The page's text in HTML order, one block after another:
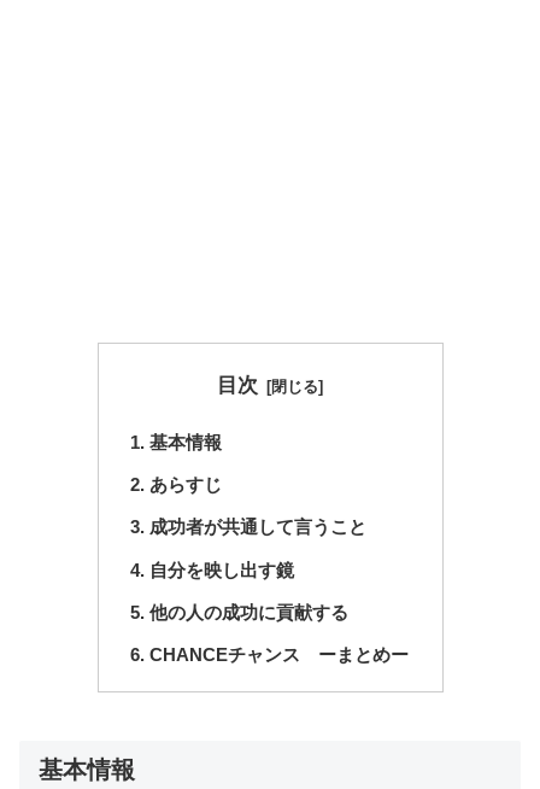
目次
基本情報
あらすじ
成功者が共通して言うこと
自分を映し出す鏡
他の人の成功に貢献する
CHANCEチャンス ーまとめー
基本情報